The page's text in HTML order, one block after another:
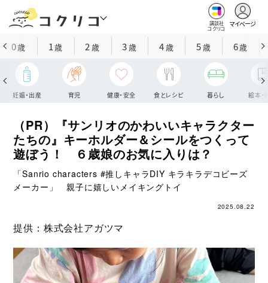
講談社
コクリコ
マイページ
0歳 1歳 2 歳 3歳 4歳 5歳 6歳
妊娠・出産 育児 健康・安全 食とレシピ 暮らし 絵本・
（PR）『サンリオのかわいいキャラクター
たちの』キーホルダー＆シールをつくって
遊ぼう！ ６歳娘のお気に入りは？
「Sanrio characters #推しキャラDIY キラキラデコビーズ
メーカー」 親子に嬉しいメイキングトイ
2025.08.22
提供：株式会社アガツマ